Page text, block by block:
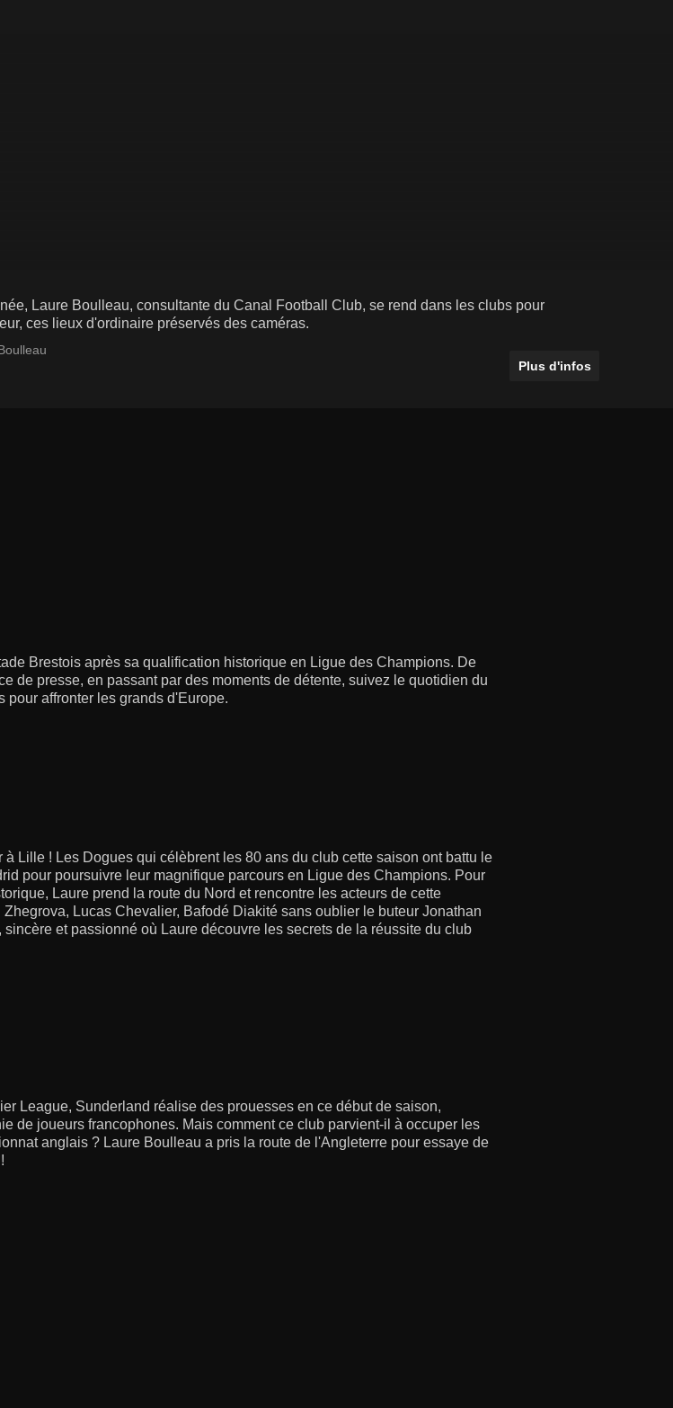
Laure Boulleau, consultante du Canal Football Club, se rend dans les clubs pour
ces lieux d'ordinaire préservés des caméras.
Plus d'infos
Brestois après sa qualification historique en Ligue des Champions. De
de presse, en passant par des moments de détente, suivez le quotidien du
pour affronter les grands d'Europe.
à Lille ! Les Dogues qui célèbrent les 80 ans du club cette saison ont battu le
pour poursuivre leur magnifique parcours en Ligue des Champions. Pour
Laure prend la route du Nord et rencontre les acteurs de cette
Lucas Chevalier, Bafodé Diakité sans oublier le buteur Jonathan
et passionné où Laure découvre les secrets de la réussite du club
League, Sunderland réalise des prouesses en ce début de saison,
de joueurs francophones. Mais comment ce club parvient-il à occuper les
anglais ? Laure Boulleau a pris la route de l'Angleterre pour essaye de